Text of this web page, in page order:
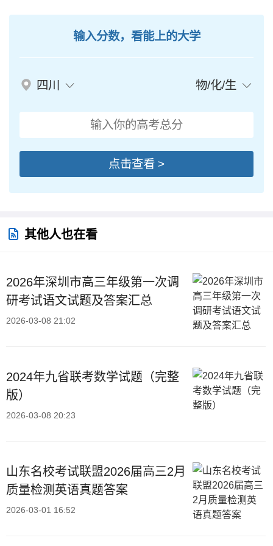
输入分数，看能上的大学
四川 物/化/生
点击查看 >
其他人也在看
2026年深圳市高三年级第一次调
研考试语文试题及答案汇总
2026-03-08 21:02
2024年九省联考数学试题（完整
版）
2026-03-08 20:23
山东名校考试联盟2026届高三2月
质量检测英语真题答案
2026-03-01 16:52